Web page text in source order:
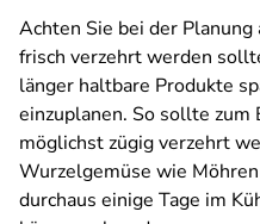
Achten Sie bei der
frisch verzehrt werden
länger haltbare Produkte
einzuplanen. So sollte
möglichst zügig verzehrt
Wurzelgemüse wie
durchaus einige Tage im